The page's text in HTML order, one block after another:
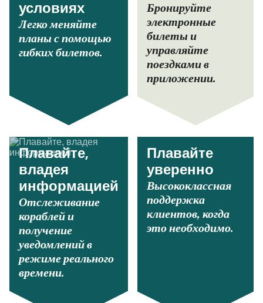
условиях
Легко меняйте
планы с помощью
гибких билетов.
Бронируйте
электронные
билеты и
управляйте
поездками в
приложении.
Плавайте,
владея
информацией
Отслеживание
кораблей и
получение
уведомлений в
режиме реального
времени.
Плавайте
уверенно
Высококлассная
поддержка
клиентов, когда
это необходимо.